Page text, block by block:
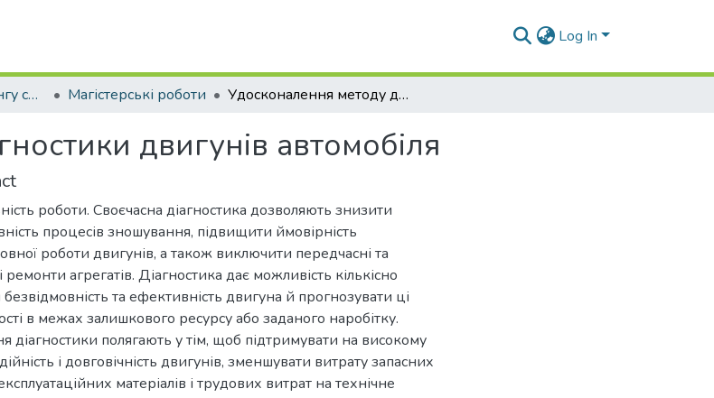
Log In
Кафедра інжинірингу систем автомобільного транспорту Магістерські роботи Удосконалення методу діагностики двигунів автомобіля
двигунів автомобіля
роботи. Своєчасна діагностика дозволяють знизити
процесів зношування, підвищити ймовірність
роботи двигунів, а також виключити передчасні та
ремонти агрегатів. Діагностика дає можливість кількісно
та ефективність двигуна й прогнозувати ці
в межах залишкового ресурсу або заданого наробітку.
діагностики полягають у тім, щоб підтримувати на високому
і довговічність двигунів, зменшувати витрату запасних
матеріалів і трудових витрат на технічне